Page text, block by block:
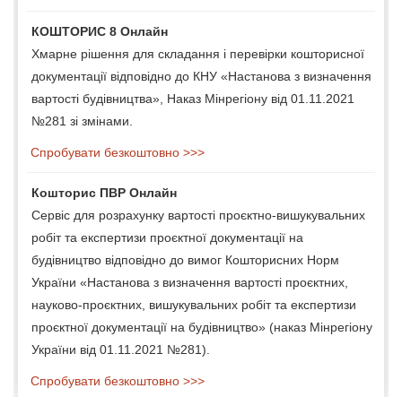
КОШТОРИС 8 Онлайн
Хмарне рішення для складання і перевірки кошторисної
документації відповідно до КНУ «Настанова з визначення
вартості будівництва», Наказ Мінрегіону від 01.11.2021
№281 зі змінами.
Спробувати безкоштовно >>>
Кошторис ПВР Онлайн
Сервіс для розрахунку вартості проєктно-вишукувальних
робіт та експертизи проєктної документації на
будівництво відповідно до вимог Кошторисних Норм
України «Настанова з визначення вартості проєктних,
науково-проєктних, вишукувальних робіт та експертизи
проєктної документації на будівництво» (наказ Мінрегіону
України від 01.11.2021 №281).
Спробувати безкоштовно >>>